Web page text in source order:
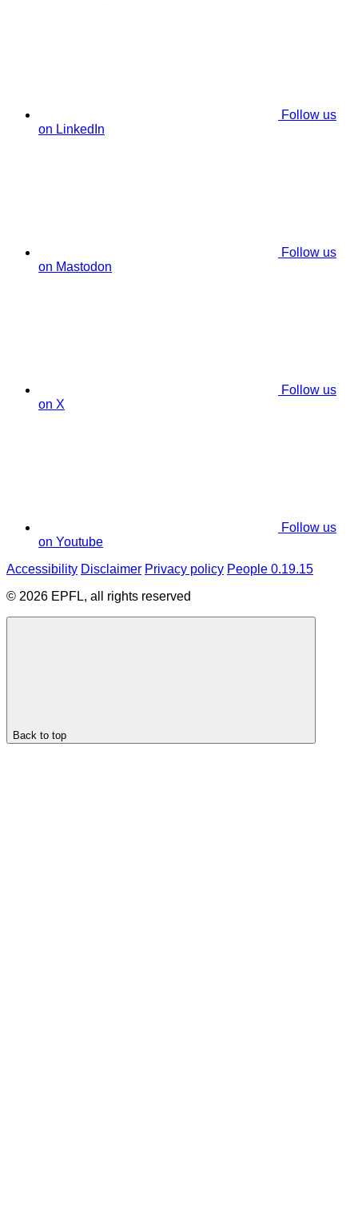
Follow us
on LinkedIn
Follow us
on Mastodon
Follow us
on X
Follow us
on Youtube
Accessibility Disclaimer Privacy policy People 0.19.15
© 2026 EPFL, all rights reserved
Back to top